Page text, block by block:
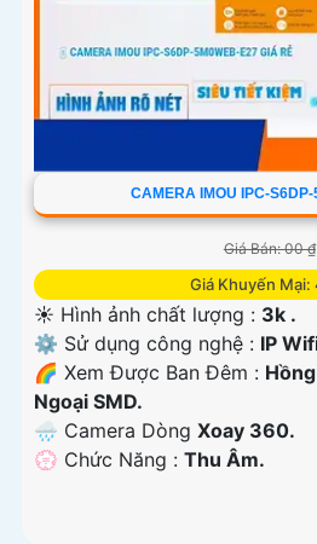
CAMERA IMOU IPC-
Giá Bán: 00 ₫
Giá Khuyến Mại:
☀️ Hình ảnh chất lượng : 3k .
⚙ Sử dụng công nghệ : IP
🌈 Xem Được Ban Đêm :
Ngoại SMD.
🌧️ Camera Dòng Xoay 360.
️💮 Chức Năng : Thu Âm.